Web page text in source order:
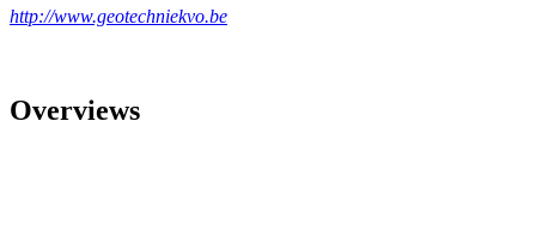
http://www.geotechniekvo.be
Overviews